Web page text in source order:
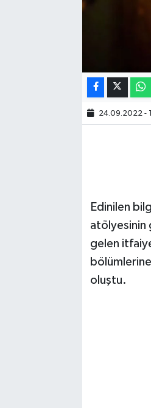
24.09.2022 -
Edinilen
atölyesinin
gelen
oluştu.